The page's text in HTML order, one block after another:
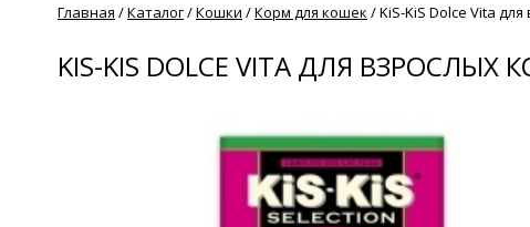
Главная /Каталог/Кошки /Корм для кошек /KiS-KiS Dolce Vita
KIS-KIS DOLCE VITA ДЛЯ